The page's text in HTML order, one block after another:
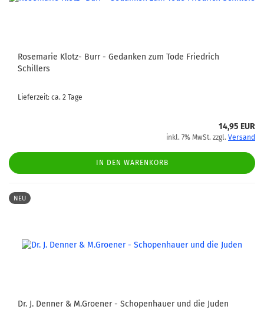
Rosemarie Klotz- Burr - Gedanken zum Tode Friedrich
Schillers
Lieferzeit: ca. 2 Tage
14,95 EUR
inkl. 7% MwSt. zzgl. Versand
IN DEN WARENKORB
NEU
Dr. J. Denner & M.Groener - Schopenhauer und die Juden